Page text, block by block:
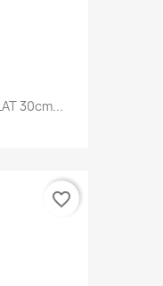
30cm...
favorite_border